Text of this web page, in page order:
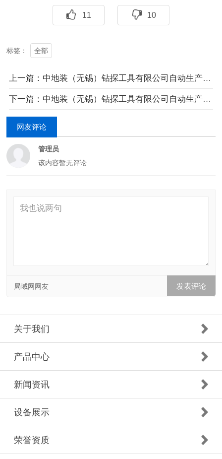
11 10
标签： 全部
上一篇：中地装（无锡）钻探工具有限公司自动生产线采购项目 中标公告
下一篇：中地装（无锡）钻探工具有限公司自动生产线采购项目 公开招标公告
网友评论
管理员
该内容暂无评论
局域网网友
关于我们
产品中心
新闻资讯
设备展示
荣誉资质